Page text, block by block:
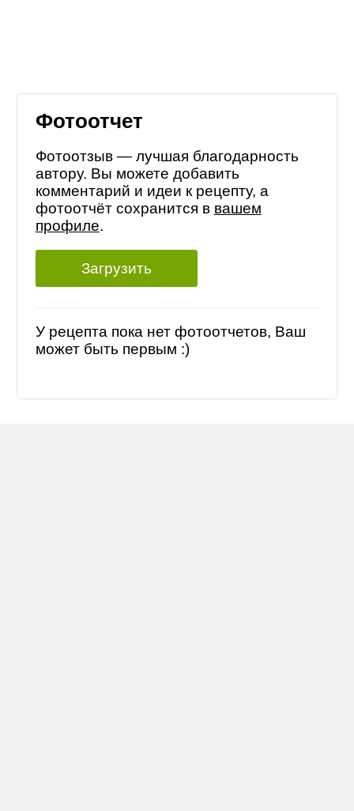
Фотоотчет
Фотоотзыв — лучшая благодарность
автору. Вы можете добавить
комментарий и идеи к рецепту, а
фотоотчёт сохранится в вашем
профиле.
Загрузить
У рецепта пока нет фотоотчетов, Ваш
может быть первым :)